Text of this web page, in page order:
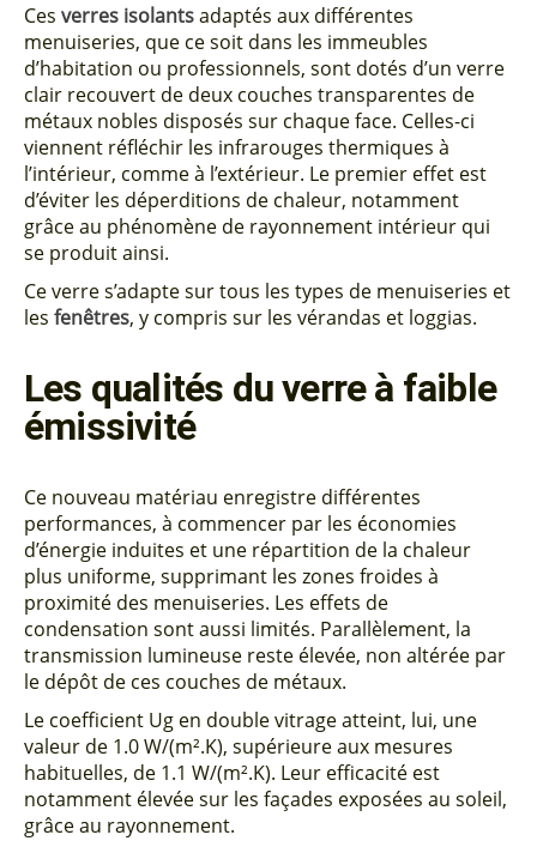
Ces verres isolantsadaptés aux différentes
menuiseries, que ce soit dans les immeubles
d’habitation ou professionnels, sont dotés d’un verre
clair recouvert de deux couches transparentes de
métaux nobles disposés sur chaque face. Celles-ci
viennent réfléchir les infrarouges thermiques à
l’intérieur, comme à l’extérieur. Le premier effet est
d’éviter les déperditions de chaleur, notamment
grâce au phénomène de rayonnement intérieur qui
se produit ainsi.
Ce verre s’adapte sur tous les types de menuiseries et
les fenêtres, y compris sur les vérandas et loggias.
Les qualités du verre à faible
émissivité
Ce nouveau matériau enregistre différentes
performances, à commencer par les économies
d’énergie induites et une répartition de la chaleur
plus uniforme, supprimant les zones froides à
proximité des menuiseries. Les effets de
condensation sont aussi limités. Parallèlement, la
transmission lumineuse reste élevée, non altérée par
le dépôt de ces couches de métaux.
Le coefficient Ug en double vitrage atteint, lui, une
valeur de 1.0 W/(m².K), supérieure aux mesures
habituelles, de 1.1 W/(m².K). Leur efficacité est
notamment élevée sur les façades exposées au soleil,
grâce au rayonnement.